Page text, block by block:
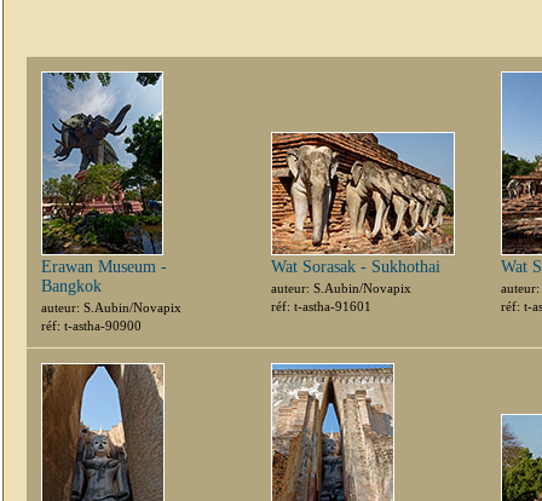
Erawan Museum -
Bangkok
auteur: S.Aubin/Novapix
réf: t-astha-90900
Wat Sorasak - Sukhothai
auteur: S.Aubin/Novapix
réf: t-astha-91601
Wat
réf: t-